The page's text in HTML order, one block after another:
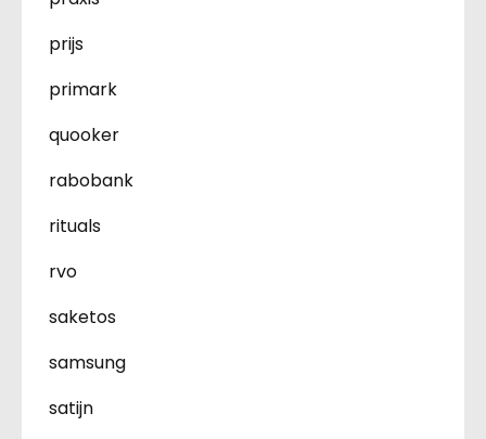
prijs
primark
quooker
rabobank
rituals
rvo
saketos
samsung
satijn